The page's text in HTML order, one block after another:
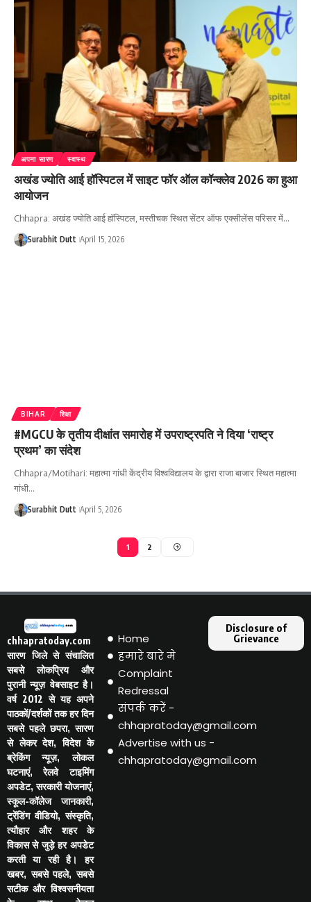
अपना सारण स्वास्थ
अखंड ज्योति आई हॉस्पिटल में साइट फॉर ऑल कॉन्क्लेव 2026 का हुआ
आयोजन
Chhapra: अखंड ज्योति आई हॉस्पिटल, मस्तीचक स्थित सेंटर ऑफ एक्सीलेंस परिसर में…
Surabhit Dutt April 15, 2026
BIHAR शिक्षा
#MGCU के तृतीय दीक्षांत समारोह में उपराष्ट्रपति ने दिया ‘राष्ट्र
प्रथम’ का संदेश
Chhapra/Motihari: महात्मा गांधी केंद्रीय विश्वविद्यालय के द्वारा राजा बाजार स्थित महात्मा
गांधी…
Surabhit Dutt April 5, 2026
1 2
chhapratoday.com
सारण जिले से संचालित
सबसे लोकप्रिय और
पुरानी न्यूज़ वेबसाइट है।
वर्ष 2012 से यह अपने
पाठकों/दर्शकों तक हर दिन
सबसे पहले छपरा, सारण
से लेकर देश, विदेश के
ब्रेकिंग न्यूज़, लोकल
घटनाएं, रेलवे टाइमिंग
अपडेट, सरकारी योजनाएं,
स्कूल-कॉलेज जानकारी,
ट्रेंडिंग वीडियो, संस्कृति,
त्यौहार और शहर के
विकास से जुड़े हर अपडेट
करती या रही है। हर
खबर, सबसे पहले, सबसे
सटीक और विश्वसनीयता
Home
हमारे बारे मे
Complaint
Redressal
संपर्क करें -
chhapratoday@gmail.com
Advertise with us -
chhapratoday@gmail.com
Disclosure of
Grievance